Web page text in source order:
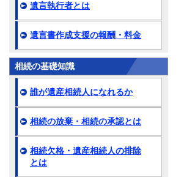
遺言執行者とは
遺言書作成支援の報酬・料金
相続の基礎知識
誰が遺産相続人になれるか
相続の放棄・相続の承認とは
相続欠格・遺産相続人の排除
とは